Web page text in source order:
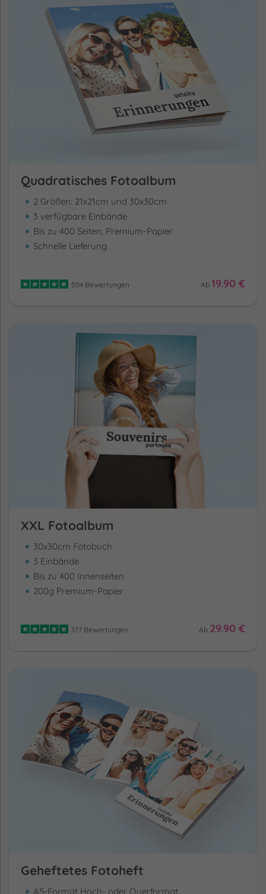
Quadratisches Fotoalbum
2 Größen: 21x21cm und 30x30cm
3 verfügbare Einbände
Bis zu 400 Seiten, Premium-Papier
Schnelle Lieferung
504 Bewertungen Ab 19.90 €
XXL Fotoalbum
30x30cm Fotobuch
3 Einbände
Bis zu 400 Innenseiten
200g Premium-Papier
377 Bewertungen Ab 29.90 €
Geheftetes Fotoheft
A5-Format Hoch- oder Querformat